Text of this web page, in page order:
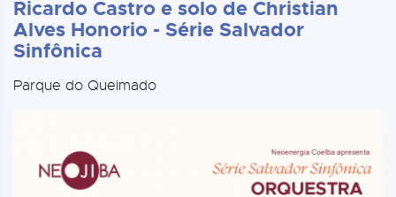
Ricardo Castro e solo de Christian
Alves Honorio - Série Salvador
Sinfônica
Parque do Queimado